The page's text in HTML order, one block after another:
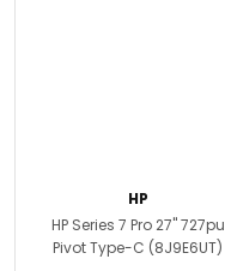
HP
HP Series 7 Pro 27'' 727pu
Pivot Type-C (8J9E6UT)